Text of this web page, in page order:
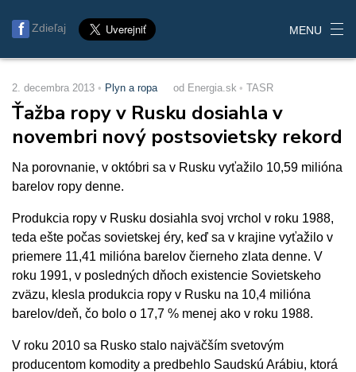
Zdieľaj MENU
2. decembra 2013 Plyn a ropa od Energia.sk TASR
Ťažba ropy v Rusku dosiahla v
novembri nový postsovietsky rekord
Na porovnanie, v októbri sa v Rusku vyťažilo 10,59 milióna
barelov ropy denne.
Produkcia ropy v Rusku dosiahla svoj vrchol v roku 1988,
teda ešte počas sovietskej éry, keď sa v krajine vyťažilo v
priemere 11,41 milióna barelov čierneho zlata denne. V
roku 1991, v posledných dňoch existencie Sovietskeho
zväzu, klesla produkcia ropy v Rusku na 10,4 milióna
barelov/deň, čo bolo o 17,7 % menej ako v roku 1988.
V roku 2010 sa Rusko stalo najväčším svetovým
producentom komodity a predbehlo Saudskú Arábiu, ktorá